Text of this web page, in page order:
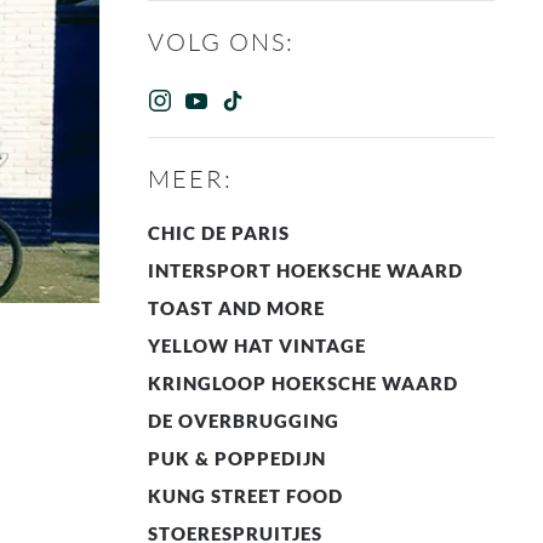
VOLG ONS:
MEER:
CHIC DE PARIS
INTERSPORT HOEKSCHE WAARD
TOAST AND MORE
YELLOW HAT VINTAGE
KRINGLOOP HOEKSCHE WAARD
DE OVERBRUGGING
PUK & POPPEDIJN
KUNG STREET FOOD
STOERESPRUITJES